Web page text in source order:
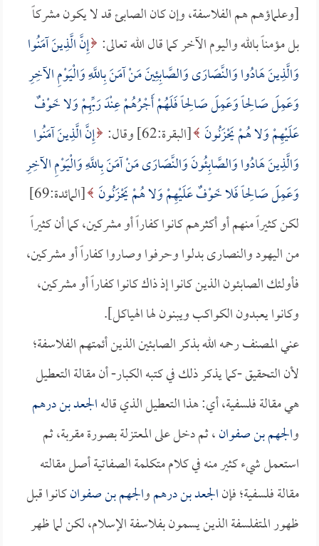
[وعلماؤهم هم الفلاسفة، وإن كان الصابئ قد لا يكون مشركاً
بل مؤمناً بالله واليوم الآخر كما قال الله تعالى: إِنَّ الَّذِينَ آمَنُوا
وَالَّذِينَ هَادُوا وَالنَّصَارَى وَالصَّابِئِينَ مَنْ آمَنَ بِاللَّهِ وَالْيَوْمِ الآخِرِ
وَعَمِلَ صَالِحاً وَعَمِلَ صَالِحاً فَلَهُمْ أَجْرُهُمْ عِنْدَ رَبِّهِمْ وَلا خَوْفٌ
عَلَيْهِمْ وَلا هُمْ يَحْزَنُونَ [البقرة:62] وقال:
إِنَّ الَّذِينَ آمَنُوا
وَالَّذِينَ هَادُوا وَالصَّابِئُونَ وَالنَّصَارَى مَنْ آمَنَ بِاللَّهِ وَالْيَوْمِ الآخِرِ
وَعَمِلَ صَالِحاً فَلا خَوْفٌ عَلَيْهِمْ وَلا هُمْ يَحْزَنُونَ
[المائدة:69]
لكن كثيراً منهم أو أكثرهم كانوا كفاراً أو مشركين، كما أن كثيراً
من اليهود والنصارى بدلوا وحرفوا وصاروا كفاراً أو مشركين،
فأولئك الصابئون الذين كانوا إذ ذاك كانوا كفاراً أو مشركين،
وكانوا يعبدون الكواكب ويبنون لها الهياكل].
عني المصنف رحمه الله بذكر الصابئين الذين أئمتهم الفلاسفة؛
لأن التحقيق -كما يذكر ذلك في كتبه الكبار- أن مقالة التعطيل
هي مقالة فلسفية، أي: هذا التعطيل الذي قالهالجعد بن درهم
والجهم بن صفوان، ثم دخل على المعتزلة بصورة مقربة، ثم
استعمل شيء كثير منه في كلام متكلمة الصفاتية أصل مقالته
مقالة فلسفية؛ فإنالجعد بن درهموالجهم بن صفوانكانوا قبل
ظهور المتفلسفة الذين يسمون بفلاسفة الإسلام، لكن لما ظهر